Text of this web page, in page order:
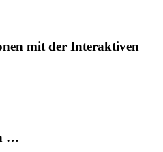
mit der Interaktiven
…